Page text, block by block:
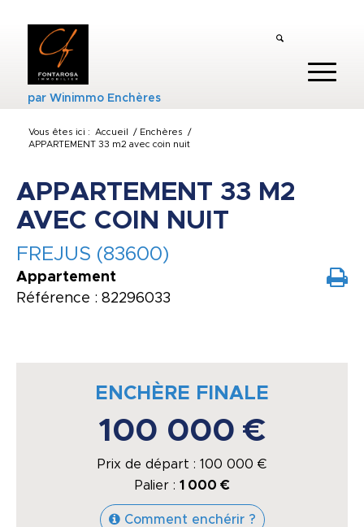
parWinimmo Enchères
Vous êtes ici : Accueil / Enchères
/
APPARTEMENT 33 m2 avec coin nuit
APPARTEMENT 33 M2
AVEC COIN NUIT
FREJUS (83600)
Appartement
Référence : 82296033
ENCHÈRE FINALE
100 000 €
Prix de départ : 100 000 €
Palier : 1 000 €
Comment enchérir ?